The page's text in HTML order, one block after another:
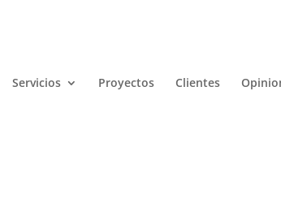
Servicios Proyectos Clientes